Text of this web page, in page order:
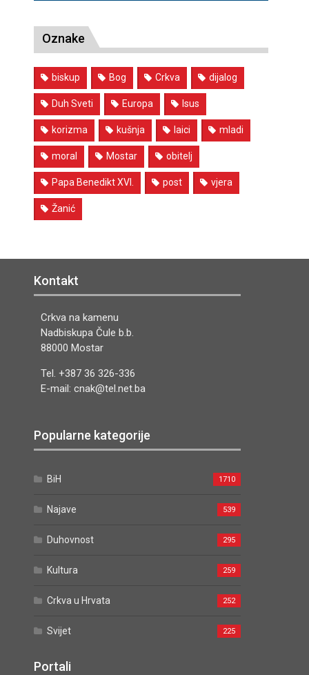
Oznake
biskup Bog Crkva dijalog
Duh Sveti Europa Isus
korizma kušnja laici mladi
moral Mostar obitelj
Papa Benedikt XVI. post vjera
Žanić
Kontakt
Crkva na kamenu
Nadbiskupa Čule b.b.
88000 Mostar
Tel. +387 36 326-336
E-mail: cnak@tel.net.ba
Popularne kategorije
BiH 1710
Najave 539
Duhovnost 295
Kultura 259
Crkva u Hrvata 252
Svijet 225
Portali